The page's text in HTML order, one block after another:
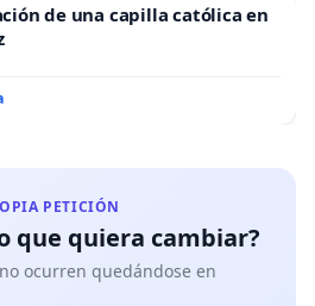
de una capilla católica en
PETICIÓN
que quiera cambiar?
ocurren quedándose en